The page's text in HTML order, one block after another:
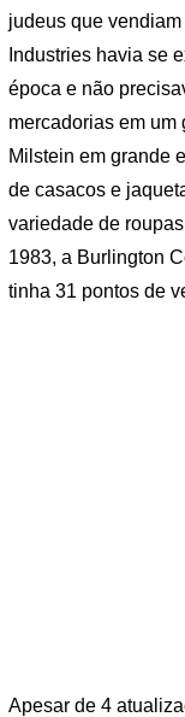
judeus que
Industries havia se
época e não
mercadorias em
Milstein em grande
de casacos e
variedade de
1983, a Burlington
tinha 31 pontos de
Apesar de 4